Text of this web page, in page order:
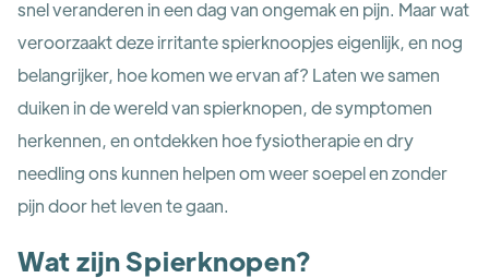
snel veranderen in een dag van ongemak en pijn. Maar wat
veroorzaakt deze irritante spierknoopjes eigenlijk, en nog
belangrijker, hoe komen we ervan af? Laten we samen
duiken in de wereld van spierknopen, de symptomen
herkennen, en ontdekken hoe fysiotherapie en dry
needling ons kunnen helpen om weer soepel en zonder
pijn door het leven te gaan.
Wat zijn Spierknopen?